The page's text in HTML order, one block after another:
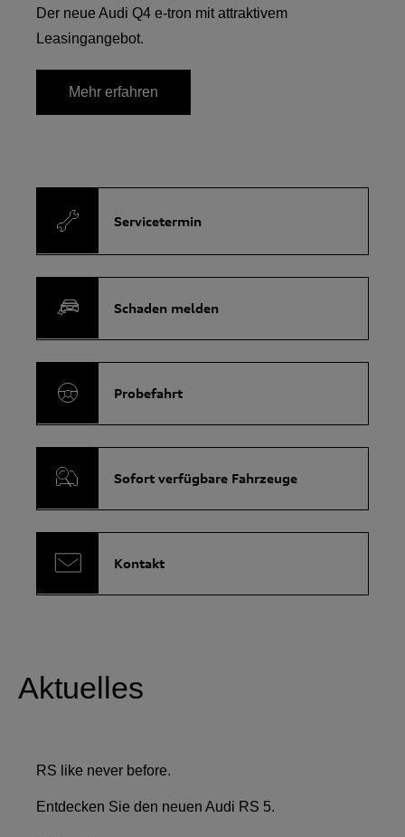
Der neue Audi Q4 e-tron mit attraktivem
Leasingangebot.
Mehr erfahren
Servicetermin
Schaden melden
Probefahrt
Sofort verfügbare Fahrzeuge
Kontakt
Aktuelles
RS like never before.
Entdecken Sie den neuen Audi RS 5.